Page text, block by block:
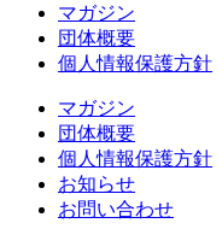
マガジン
団体概要
個人情報保護方針
マガジン
団体概要
個人情報保護方針
お知らせ
お問い合わせ